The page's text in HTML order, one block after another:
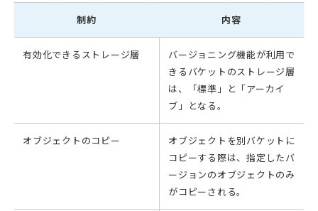
制約 内容
有効化できるストレージ層
バージョニング機能が利用で
きるバケットのストレージ層
は、「標準」と「アーカイ
ブ」となる。
オブジェクトのコピー
オブジェクトを別バケットに
コピーする際は、指定したバ
ージョンのオブジェクトのみ
がコピーされる。